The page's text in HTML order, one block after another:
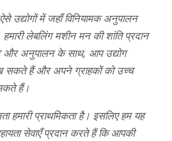
उद्योगों में जहाँ विनियामक अनुपालन
लेबलिंग मशीन मन की शांति प्रदान
और अनुपालन के साथ, आप उद्योग
सकते हैं और अपने ग्राहकों को उच्च
हैं।
प्राथमिकता है। इसलिए हम यह
सेवाएँ प्रदान करते हैं कि आपकी